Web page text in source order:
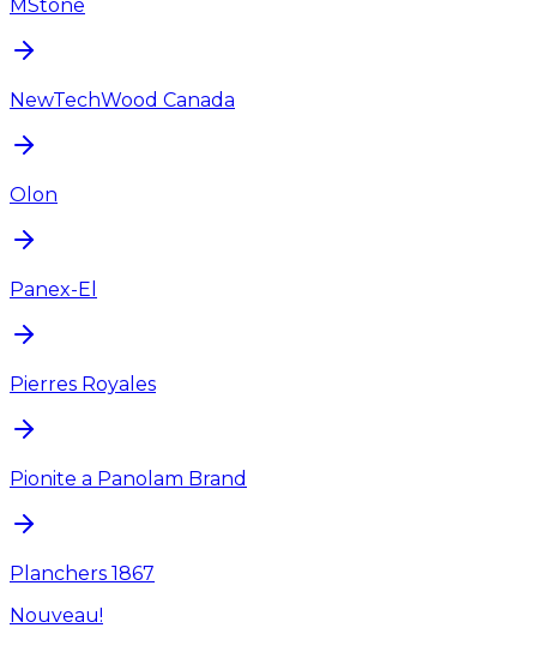
MStone
NewTechWood Canada
Olon
Panex-El
Pierres Royales
Pionite a Panolam Brand
Planchers 1867
Nouveau!